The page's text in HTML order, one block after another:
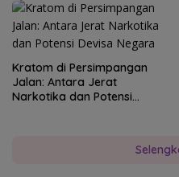
Kratom di Persimpangan
Jalan: Antara Jerat
Narkotika dan Potensi